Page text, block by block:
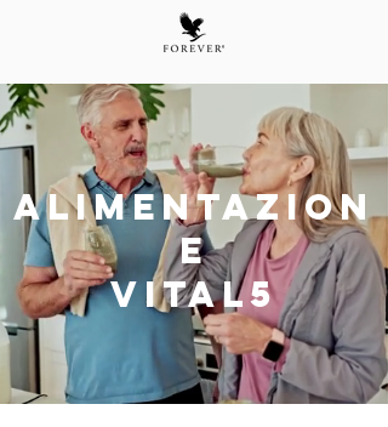
Alimentazion
e
Vital5